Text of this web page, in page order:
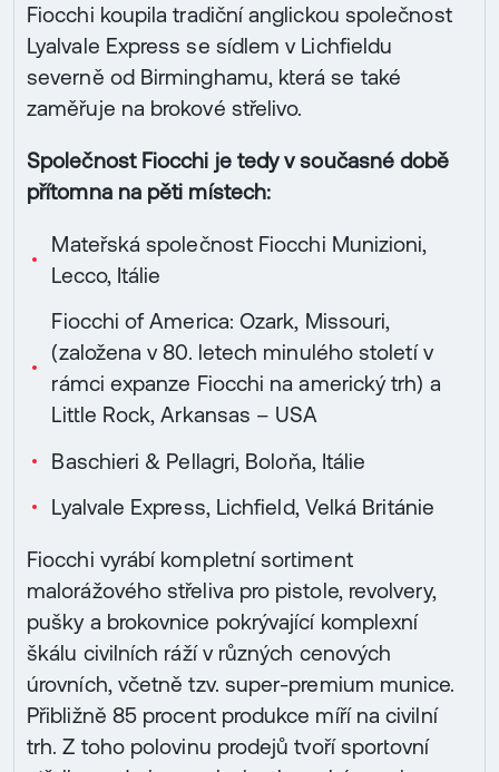
Fiocchi koupila tradiční anglickou společnost
Lyalvale Express se sídlem v Lichfieldu
severně od Birminghamu, která se také
zaměřuje na brokové střelivo.
Společnost Fiocchi je tedy v současné době
přítomna na pěti místech:
Mateřská společnost Fiocchi Munizioni,
Lecco, Itálie
Fiocchi of America: Ozark, Missouri,
(založena v 80. letech minulého století v
rámci expanze Fiocchi na americký trh) a
Little Rock, Arkansas – USA
Baschieri & Pellagri, Boloňa, Itálie
Lyalvale Express, Lichfield, Velká Británie
Fiocchi vyrábí kompletní sortiment
malorážového střeliva pro pistole, revolvery,
pušky a brokovnice pokrývající komplexní
škálu civilních ráží v různých cenových
úrovních, včetně tzv. super-premium munice.
Přibližně 85 procent produkce míří na civilní
trh. Z toho polovinu prodejů tvoří sportovní